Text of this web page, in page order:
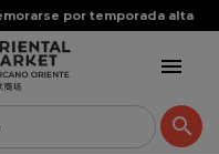
por temporada alta

